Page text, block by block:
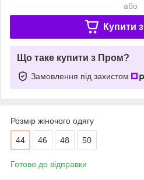
або
Купити з
Що таке купити з Пром?
Замовлення під захистом
Розмір жіночого одягу
44 46 48 50
Готово до відправки